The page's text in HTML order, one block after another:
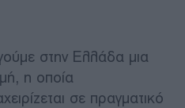
στην Ελλάδα μια
η οποία
σε πραγματικό